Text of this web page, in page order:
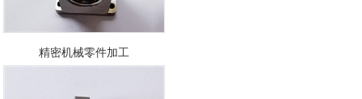
精密机械零件加工